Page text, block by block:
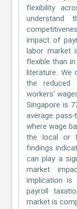
flexibility
impact of
labor market
flexible than
literature. We
the
workers’
Singapore is
average
where wage
the local or
findings
can play a
market
implication
payroll
market is